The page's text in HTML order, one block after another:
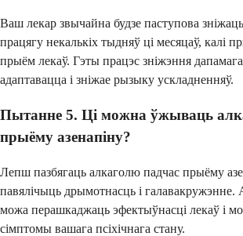
Ваш лекар звычайна будзе паступова
працягу некалькіх тыдняў ці месяцаў, калі
прыём лекаў. Гэты працэс зніжэння
адаптавацца і зніжае рызыку ускладненняў.
Пытанне 5. Ці можна ўжываць
прыёму азенапіну?
Лепш пазбягаць алкаголю падчас прыёму
павялічыць дрымотнасць і галавакружэнне.
можа перашкаджаць эфектыўнасці лекаў і
сімптомы вашага псіхічнага стану.